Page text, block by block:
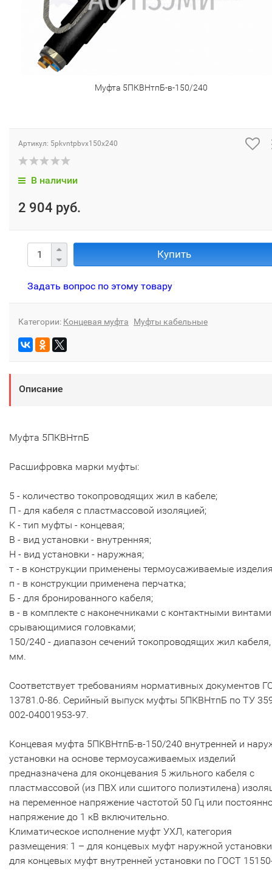
Муфта 5ПКВНтпБ-в-150/240
Артикул: 5pkvntpbvx150x240
В наличии
2 904 руб.
Купить
Задать вопрос по этому товару
Категории: Концевая муфта Муфты кабельные
Описание
Муфта 5ПКВНтпБ
Расшифровка марки муфты:
5 - количество токопроводящих жил в кабеле;
П - для кабеля с пластмассовой изоляцией;
К - тип муфты - концевая;
В - вид установки - внутренняя;
Н - вид установки - наружная;
т - в конструкции применены термоусаживаемые
п - в конструкции применена перчатка;
Б - для бронированного кабеля;
в - в комплекте с наконечниками с контактными
срывающимися головками;
150/240 - диапазон сечений токопроводящих жил
мм.
Соответствует требованиям нормативных документов
13781.0-86. Серийный выпуск муфты 5ПКВНтпБ по ТУ
002-04001953-97.
Концевая муфта 5ПКВНтпБ-в-150/240 внутренней и
установки на основе термоусаживаемых изделий
предназначена для оконцевания 5 жильного кабеля с
пластмассовой (из ПВХ или сшитого полиэтилена)
на переменное напряжение частотой 50 Гц или
напряжение до 1 кВ включительно.
Климатическое исполнение муфт УХЛ, категория
размещения: 1 – для концевых муфт наружной
для концевых муфт внутренней установки по ГОСТ